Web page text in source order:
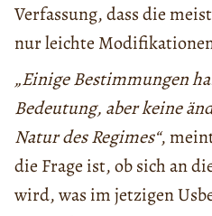
Verfassung, dass die
nur leichte
„Einige Bestimmungen
Bedeutung, aber keine
Natur des Regimes“,
die Frage ist, ob sich an
wird, was im jetzigen